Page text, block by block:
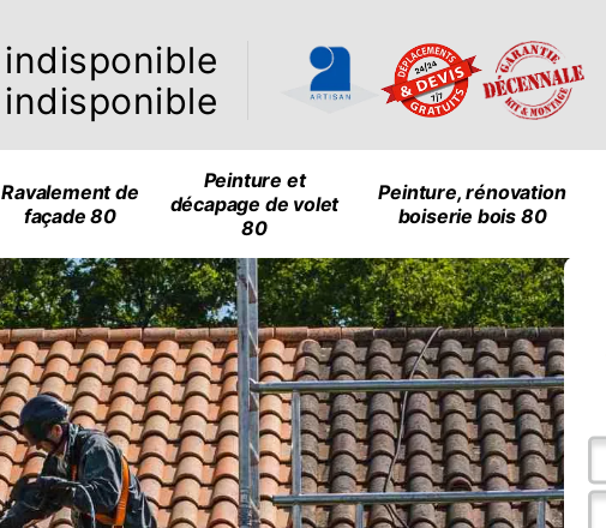
indisponible
indisponible
Ravalement de
façade 80
Peinture et
décapage de volet
80
Peinture, rénovation
boiserie bois 80